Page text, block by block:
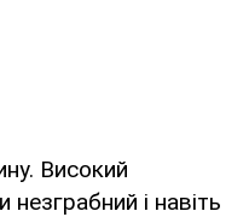
Високий
і навіть